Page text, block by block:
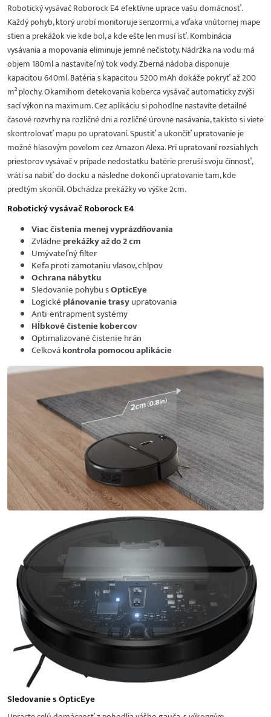
Robotický vysávač Roborock E4 efektívne uprace vašu domácnosť.
Každý pohyb, ktorý urobí monitoruje senzormi, a vďaka vnútornej mape
stien a prekážok vie kde bol, a kde ešte len musí ísť. Kombinácia
vysávania a mopovania eliminuje jemné nečistoty. Nádržka na vodu má
objem 180ml a nastaviteľný tok vody. Zberná nádoba disponuje
kapacitou 640ml. Batéria s kapacitou 5200 mAh dokáže pokryť až 200
m² plochy. Okamihom detekovania koberca vysávač automaticky zvýši
sací výkon na maximum. Cez aplikáciu si pohodlne nastavíte detailné
časové rozvrhy na rozličné dni a rozličné úrovne nasávania, takisto si viete
skontrolovať mapu po upratovaní. Spustiť a ukončiť upratovanie je
možné hlasovým povelom cez Amazon Alexa. Pri upratovaní rozsiahlych
priestorov vysávač v prípade nedostatku batérie preruší svoju činnosť,
vráti sa nabiť do docku a následne dokončí upratovanie tam, kde
predtým skončil. Obchádza prekážky vo výške 2cm.
Robotický vysávač Roborock E4
Viac čistenia menej vyprázdňovania
Zvládne prekážky až do 2 cm
Umývateľný filter
Kefa proti zamotaniu vlasov, chlpov
Ochrana nábytku
Sledovanie pohybu sOpticEye
Logické plánovanie trasyupratovania
Anti-entrapment systémy
Hĺbkové čistenie kobercov
Optimalizované čistenie hrán
Celkovákontrola pomocou aplikácie
Sledovanie s OpticEye